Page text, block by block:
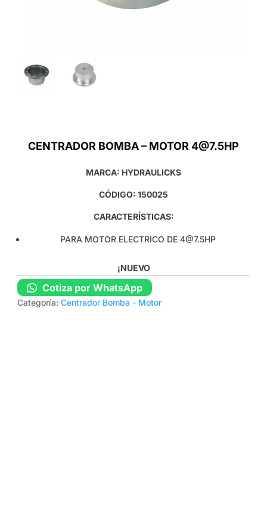
CENTRADOR BOMBA – MOTOR 4@7.5HP
MARCA: HYDRAULICKS
CÓDIGO: 150025
CARACTERÍSTICAS:
PARA MOTOR ELECTRICO DE 4@7.5HP
¡NUEVO
Cotiza por WhatsApp
Categoría:Centrador Bomba - Motor